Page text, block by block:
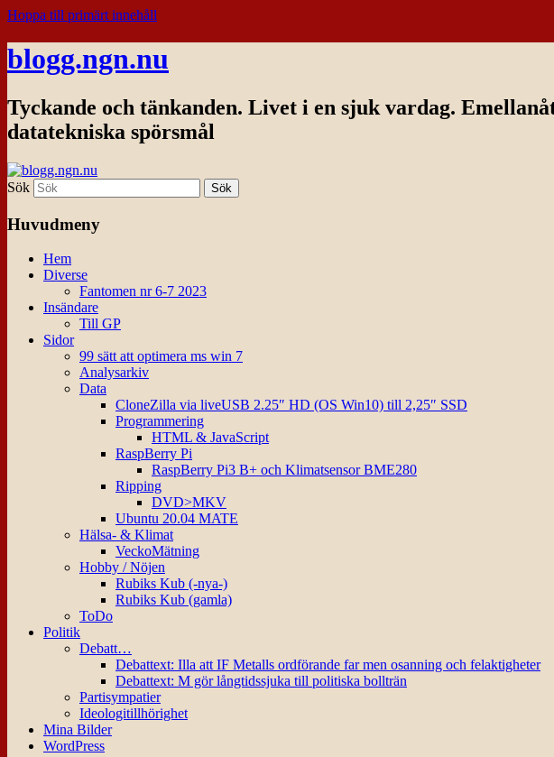
Hoppa till primärt innehåll
blogg.ngn.nu
Tyckande och tänkanden. Livet i en sjuk vardag.
datatekniska spörsmål
Sök
Huvudmeny
Hem
Diverse
Fantomen nr 6-7 2023
Insändare
Till GP
Sidor
99 sätt att optimera ms win 7
Analysarkiv
Data
CloneZilla via liveUSB 2.25″ HD (OS Win10) till 2,25″ SSD
Programmering
HTML & JavaScript
RaspBerry Pi
RaspBerry Pi3 B+ och Klimatsensor BME280
Ripping
DVD>MKV
Ubuntu 20.04 MATE
Hälsa- & Klimat
VeckoMätning
Hobby / Nöjen
Rubiks Kub (-nya-)
Rubiks Kub (gamla)
ToDo
Politik
Debatt…
Debattext: Illa att IF Metalls ordförande far men osanning och felaktigheter
Debattext: M gör långtidssjuka till politiska bollträn
Partisympatier
Ideologitillhörighet
Mina Bilder
WordPress